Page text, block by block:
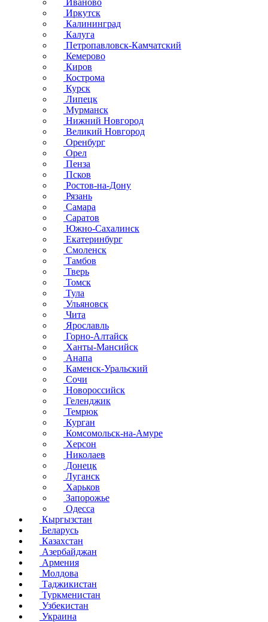
Иваново
Иркутск
Калининград
Калуга
Петропавловск-Камчатский
Кемерово
Киров
Кострома
Курск
Липецк
Мурманск
Нижний Новгород
Великий Новгород
Оренбург
Орел
Пенза
Псков
Ростов-на-Дону
Рязань
Самара
Саратов
Южно-Сахалинск
Екатеринбург
Смоленск
Тамбов
Тверь
Томск
Тула
Ульяновск
Чита
Ярославль
Горно-Алтайск
Ханты-Мансийск
Анапа
Каменск-Уральский
Сочи
Новороссийск
Геленджик
Темрюк
Курган
Комсомольск-на-Амуре
Херсон
Николаев
Донецк
Луганск
Харьков
Запорожье
Одесса
Кыргызстан
Беларусь
Казахстан
Азербайджан
Армения
Молдова
Таджикистан
Туркменистан
Узбекистан
Украина